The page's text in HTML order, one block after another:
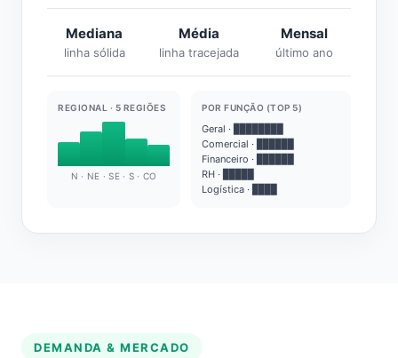
Mediana
linha sólida
Média
linha tracejada
Mensal
último ano
REGIONAL · 5 REGIÕES
N · NE · SE · S · CO
POR FUNÇÃO (TOP 5)
Geral · ████████
Comercial · ██████
Financeiro · ██████
RH · █████
Logística · ████
DEMANDA & MERCADO